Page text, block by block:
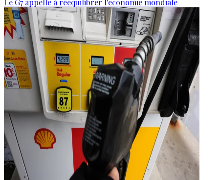
Le G7 appelle à rééquilibrer l'économie mondiale